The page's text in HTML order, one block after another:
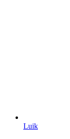
Luik